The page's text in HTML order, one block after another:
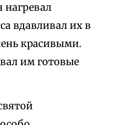
вдавливал их в
красивыми.
им готовые